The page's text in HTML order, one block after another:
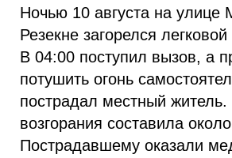
Ночью 10 августа на улице
Резекне загорелся
В 04:00 поступил вызов, а
потушить огонь
пострадал местный
возгорания составила
Пострадавшему оказали